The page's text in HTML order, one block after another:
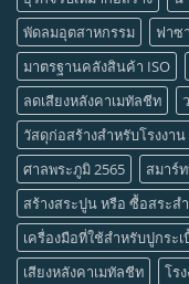
พัดลมอุตสาหกรรม
ฟาซ
มาตรฐานคลังสินค้า ISO
ลดเสียงหลังคาเมทัลชีท
วัสดุก่อสร้างสำหรับโรงงาน
ศาลพระภูมิ 2565
สมาร์
สร้างสระปูน หรือ ซื้อสระส
เครื่องมือที่ใช้สำหรับปูกระ
เสียงหลังคาเมทัลชีท
โร